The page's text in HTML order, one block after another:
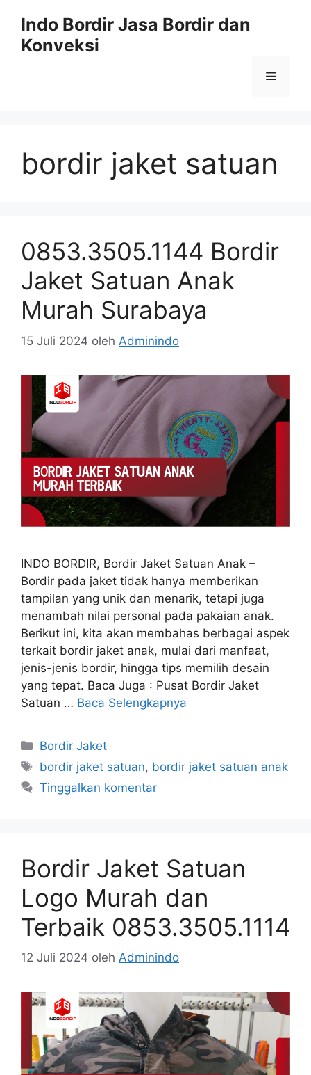
Indo Bordir Jasa Bordir dan
Konveksi
Menu
bordir jaket satuan
0853.3505.1144 Bordir
Jaket Satuan Anak
Murah Surabaya
15 Juli 2024 oleh Adminindo
INDO BORDIR, Bordir Jaket Satuan Anak –
Bordir pada jaket tidak hanya memberikan
tampilan yang unik dan menarik, tetapi juga
menambah nilai personal pada pakaian anak.
Berikut ini, kita akan membahas berbagai aspek
terkait bordir jaket anak, mulai dari manfaat,
jenis-jenis bordir, hingga tips memilih desain
yang tepat. Baca Juga : Pusat Bordir Jaket
Satuan … Baca Selengkapnya
Kategori
Bordir Jaket
Tag
bordir jaket satuan, bordir jaket satuan anak
Tinggalkan komentar
Bordir Jaket Satuan
Logo Murah dan
Terbaik 0853.3505.1114
12 Juli 2024 oleh Adminindo